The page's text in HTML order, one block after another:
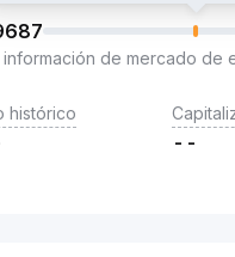
de mercado de
histórico
--